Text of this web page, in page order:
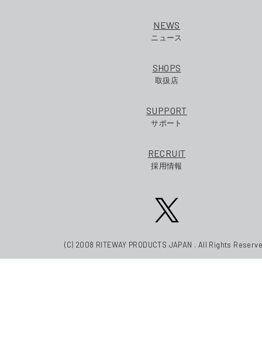
NEWS
ニュース
SHOPS
取扱店
SUPPORT
サポート
RECRUIT
採用情報
(C) 2008 RITEWAY PRODUCTS JAPAN . All Rights